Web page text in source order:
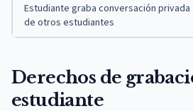
Estudiante graba conversación privada
de otros estudiantes
Derechos de
estudiante